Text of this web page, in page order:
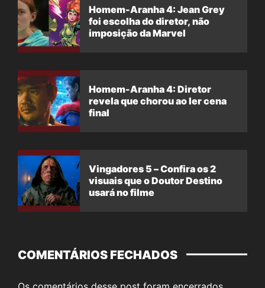
Homem-Aranha 4: Jean Grey
foi escolha do diretor, não
imposição da Marvel
Homem-Aranha 4: Diretor
revela que chorou ao ler cena
final
Vingadores 5 – Confira os 2
visuais que o Doutor Destino
usará no filme
COMENTÁRIOS FECHADOS